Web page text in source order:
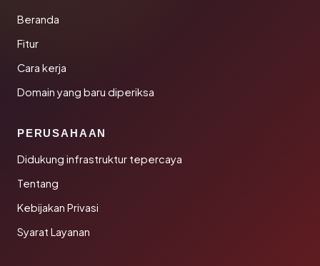
Beranda
Fitur
Cara kerja
Domain yang baru diperiksa
PERUSAHAAN
Didukung infrastruktur tepercaya
Tentang
Kebijakan Privasi
Syarat Layanan